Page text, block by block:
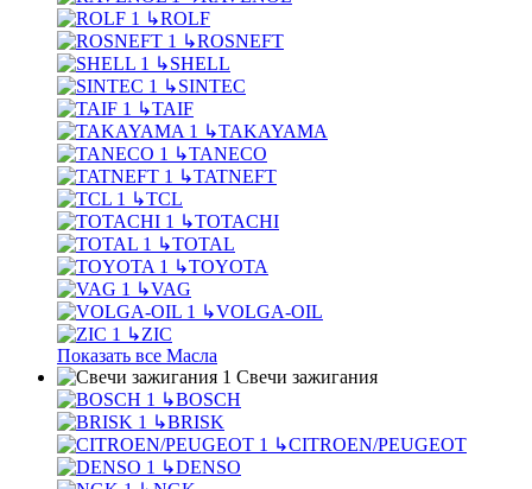
↳ROLF
↳ROSNEFT
↳SHELL
↳SINTEC
↳TAIF
↳TAKAYAMA
↳TANECO
↳TATNEFT
↳TCL
↳TOTACHI
↳TOTAL
↳TOYOTA
↳VAG
↳VOLGA-OIL
↳ZIC
Показать все Масла
Свечи зажигания
↳BOSCH
↳BRISK
↳CITROEN/PEUGEOT
↳DENSO